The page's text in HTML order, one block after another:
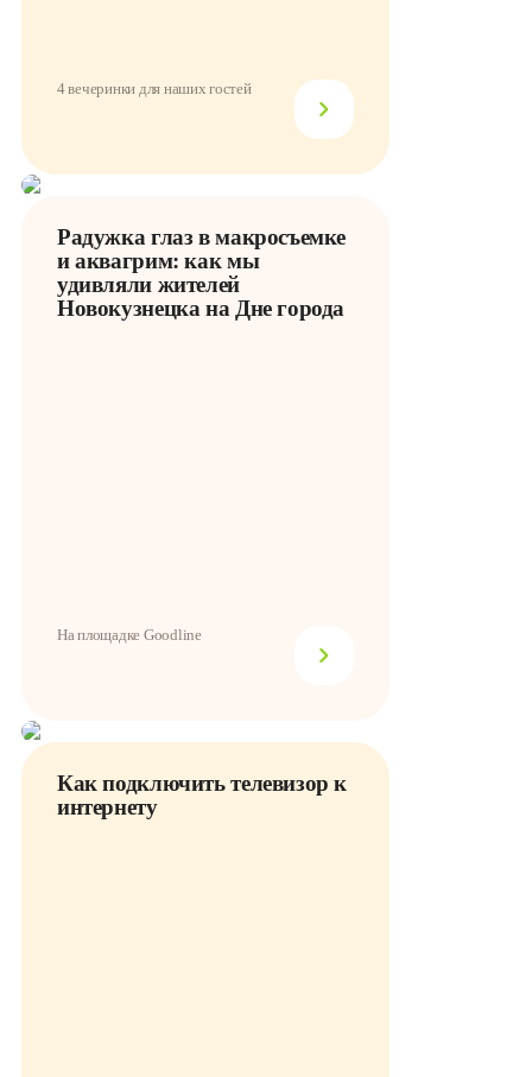
4 вечеринки для наших гостей
Радужка глаз в макросъемке
и аквагрим: как мы
удивляли жителей
Новокузнецка на Дне города
На площадке Goodline
Как подключить телевизор к
интернету